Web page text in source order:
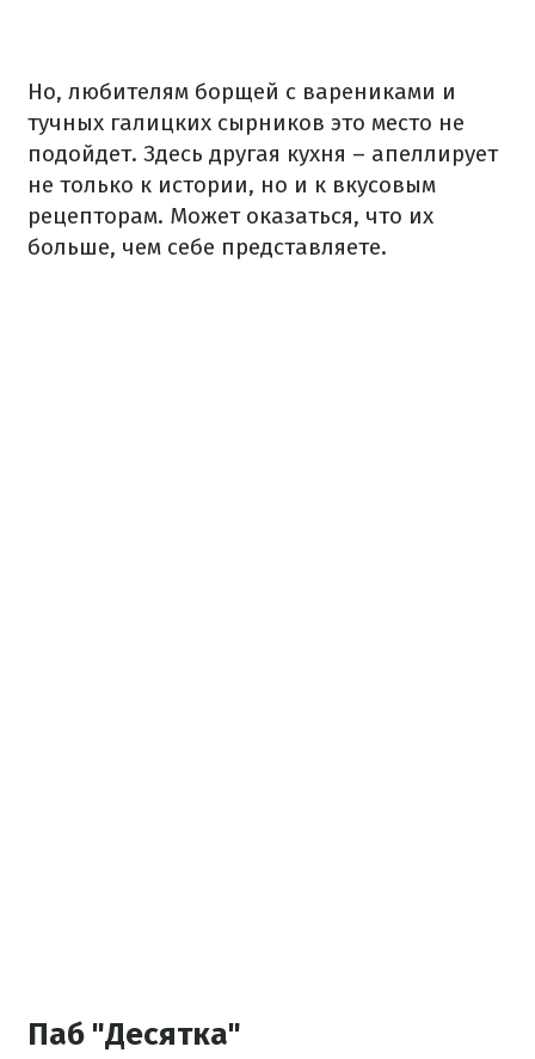
Но, любителям борщей с варениками и
тучных галицких сырников это место не
подойдет. Здесь другая кухня – апеллирует
не только к истории, но и к вкусовым
рецепторам. Может оказаться, что их
больше, чем себе представляете.
Паб "Десятка"